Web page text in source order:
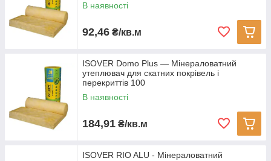
В наявності
92,46 ₴/кв.м
ISOVER Domo Plus — Мінераловатний
утеплювач для скатних покрівель і
перекриттів 100
В наявності
184,91 ₴/кв.м
ISOVER RIO ALU - Мінераловатний